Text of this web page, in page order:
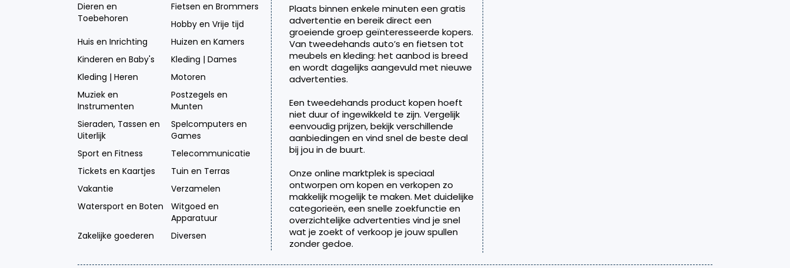
Dieren en
Toebehoren
Fietsen en Brommers
Hobby en Vrije tijd
Huis en Inrichting
Huizen en Kamers
Kinderen en Baby's
Kleding | Dames
Kleding | Heren
Motoren
Muziek en
Instrumenten
Postzegels en
Munten
Sieraden, Tassen en
Uiterlijk
Spelcomputers en
Games
Sport en Fitness
Telecommunicatie
Tickets en Kaartjes
Tuin en Terras
Vakantie
Verzamelen
Watersport en Boten
Witgoed en
Apparatuur
Zakelijke goederen
Diversen
Plaats binnen enkele minuten een gratis
advertentie en bereik direct een
groeiende groep geïnteresseerde kopers.
Van tweedehands auto’s en fietsen tot
meubels en kleding: het aanbod is breed
en wordt dagelijks aangevuld met nieuwe
advertenties.
Een tweedehands product kopen hoeft
niet duur of ingewikkeld te zijn. Vergelijk
eenvoudig prijzen, bekijk verschillende
aanbiedingen en vind snel de beste deal
bij jou in de buurt.
Onze online marktplek is speciaal
ontworpen om kopen en verkopen zo
makkelijk mogelijk te maken. Met duidelijke
categorieën, een snelle zoekfunctie en
overzichtelijke advertenties vind je snel
wat je zoekt of verkoop je jouw spullen
zonder gedoe.